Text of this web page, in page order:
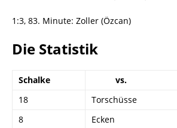
1:3, 83. Minute: Zoller (Özcan)
Die Statistik
Schalke vs.
18
Torschüsse
8
Ecken